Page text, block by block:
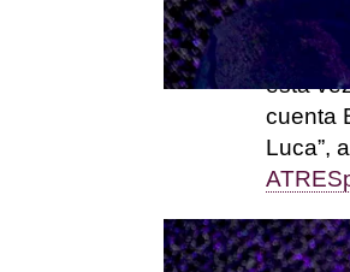
Sin
esta
cuenta
Luca”,
UPA